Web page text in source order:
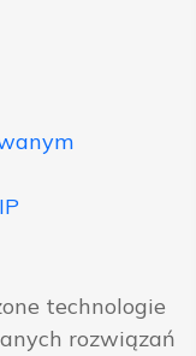
technologie
rozwiązań